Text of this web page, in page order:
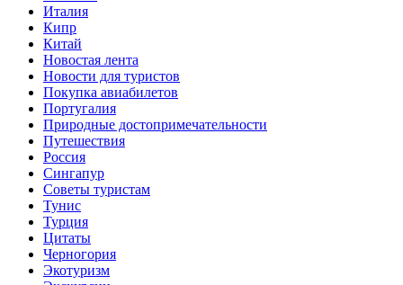
Италия
Кипр
Китай
Новостая лента
Новости для туристов
Покупка авиабилетов
Португалия
Природные достопримечательности
Путешествия
Россия
Сингапур
Советы туристам
Тунис
Турция
Цитаты
Черногория
Экотуризм